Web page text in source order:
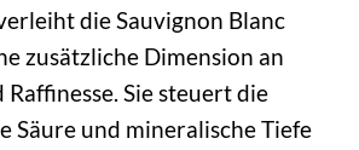
die Sauvignon Blanc
zusätzliche Dimension an
Sie steuert die
Säure und mineralische Tiefe